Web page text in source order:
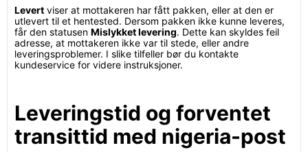
Levert viser at mottakeren har fått pakken, eller at den er
utlevert til et hentested. Dersom pakken ikke kunne leveres,
får den statusen Mislykket levering. Dette kan skyldes feil
adresse, at mottakeren ikke var til stede, eller andre
leveringsproblemer. I slike tilfeller bør du kontakte
kundeservice for videre instruksjoner.
Leveringstid og forventet
transittid med nigeria-post